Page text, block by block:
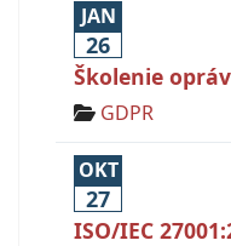
JAN
26
Školenie
GDPR
OKT
27
ISO/IEC